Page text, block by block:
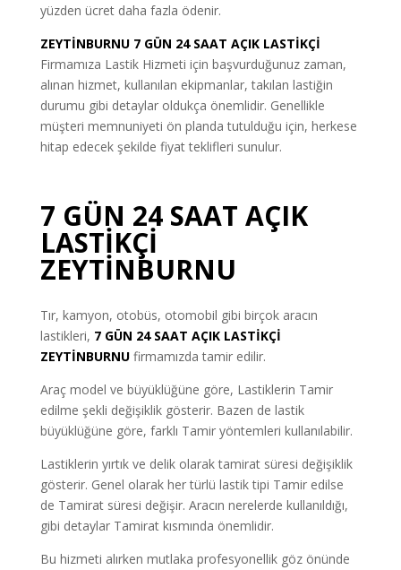
yüzden ücret daha fazla ödenir.
ZEYTİNBURNU 7 GÜN 24 SAAT AÇIK LASTİKÇİ
Firmamıza Lastik Hizmeti için başvurduğunuz zaman,
alınan hizmet, kullanılan ekipmanlar, takılan lastiğin
durumu gibi detaylar oldukça önemlidir. Genellikle
müşteri memnuniyeti ön planda tutulduğu için, herkese
hitap edecek şekilde fiyat teklifleri sunulur.
7 GÜN 24 SAAT AÇIK
LASTİKÇİ
ZEYTİNBURNU
Tır, kamyon, otobüs, otomobil gibi birçok aracın
lastikleri, 7 GÜN 24 SAAT AÇIK LASTİKÇİ
ZEYTİNBURNU firmamızda tamir edilir.
Araç model ve büyüklüğüne göre, Lastiklerin Tamir
edilme şekli değişiklik gösterir. Bazen de lastik
büyüklüğüne göre, farklı Tamir yöntemleri kullanılabilir.
Lastiklerin yırtık ve delik olarak tamirat süresi değişiklik
gösterir. Genel olarak her türlü lastik tipi Tamir edilse
de Tamirat süresi değişir. Aracın nerelerde kullanıldığı,
gibi detaylar Tamirat kısmında önemlidir.
Bu hizmeti alırken mutlaka profesyonellik göz önünde